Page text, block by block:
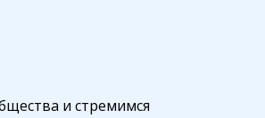
и стремимся